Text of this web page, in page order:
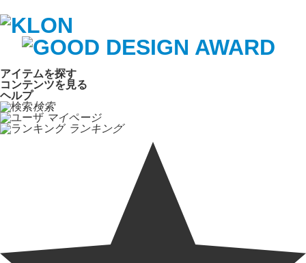
アイテムを探す
コンテンツを見る
ヘルプ
検索
マイページ
ランキング